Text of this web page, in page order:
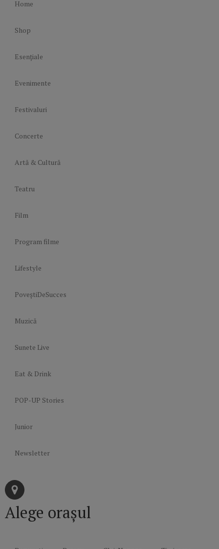
Home
Shop
Esențiale
Evenimente
Festivaluri
Concerte
Artă & Cultură
Teatru
Film
Program filme
Lifestyle
PoveștiDeSucces
Muzică
Sunete Live
Eat & Drink
POP-UP Stories
Junior
Newsletter
Alege orașul